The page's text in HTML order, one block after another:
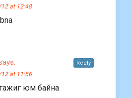
at 12:48
at 11:56
юм байна
Reply